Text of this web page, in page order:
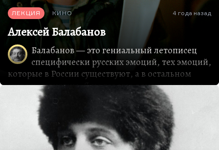
ЛЕКЦИЯ КИНО 4 года назад
Алексей Балабанов
Балабанов — это гениальный летописец
специфически русских эмоций, тех эмоций,
которые в России существуют, а в остальном
мире не понятны. Я не говорю о национальном
характере, потому что это скользкая материя, но
я могу сказать о специфически русских
ощущениях, специфически русских жанрах. И
вообще циклическая история некоторые эмоции
особого порядка порождает.